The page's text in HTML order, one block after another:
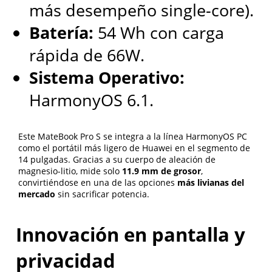
Elegir una herramienta atractiva no es suficiente, ya que
el rendimiento real depende de factores técnicos
específicos. A continuación se presentan los cinco pilares
que usted debería analizar antes de lanzar o migrar
cualquier proyecto comunicativo en línea:
1. Disponibilidad garantizada (uptime superior al 99,9 %):
Cada minuto fuera de servicio implica conversaciones y
2. Certificado SSL/TLS activo: Protege la información en
tránsito entre servidor y usuario, evitando
interceptaciones.
3. Escalabilidad bajo demanda: Si la comunidad crece
repentinamente, el servidor debe ampliar recursos
automáticamente sin causar caídas.
4. Copias de seguridad periódicas: Conversaciones,
frecuentes en ubicaciones independientes.
5. Soporte técnico 24/7: La asistencia continua evita que
fallos menores se conviertan en crisis prolongadas.
más desempeño single-core).
Batería: 54 Wh con carga
rápida de 66W.
Sistema Operativo:
HarmonyOS 6.1.
Este MateBook Pro S se integra a la línea HarmonyOS PC
como el portátil más ligero de Huawei en el segmento de
14 pulgadas. Gracias a su cuerpo de aleación de
magnesio-litio, mide solo 11.9 mm de grosor,
convirtiéndose en una de las opciones más livianas del
mercado sin sacrificar potencia.
Innovación en pantalla y
privacidad